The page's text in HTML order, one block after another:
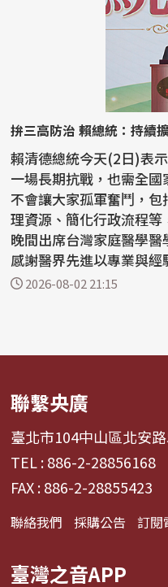
拚三高防治 賴總
賴清德總統今天(2日)表
一場長期抗戰，也需全
不會讓大家孤軍奮鬥，
理資源、簡化行政流程等，
晚間出席台灣家庭醫學醫
感謝醫界先進以專業與
的努...
2026-08-02 21:15
聯繫央廣
臺北市104中山區北安
TEL : 886-2-28856168
FAX : 886-2-28855423
聯絡我們 採購公告 訂閱
臺灣之音APP